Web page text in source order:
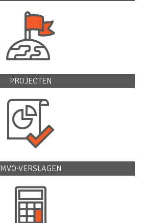
PROJECTEN
MVO-VERSLAGEN